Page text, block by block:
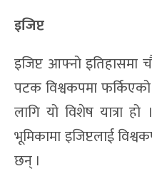
इजिप्ट
इजिप्ट आफ्नो इतिहासमा
पटक विश्वकपमा
लागि यो विशेष यात्रा
भूमिकामा इजिप्टलाई
छन् ।